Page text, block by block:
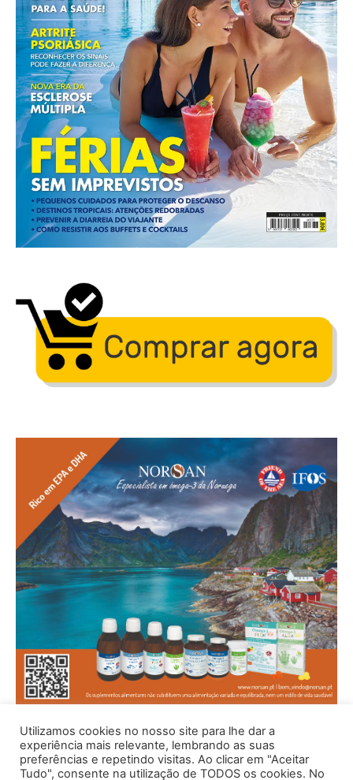
Utilizamos cookies no nosso site para lhe dar a
experiência mais relevante, lembrando as suas
preferências e repetindo visitas. Ao clicar em "Aceitar
Tudo", consente na utilização de TODOS os cookies. No